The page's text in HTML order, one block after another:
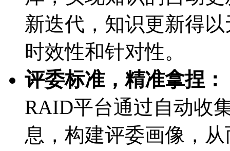
新迭代，知识更新得
时效性和针对性。
评委标准，精准拿捏：
RAID平台通过自动收
息，构建评委画像